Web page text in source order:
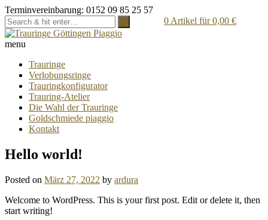
Terminvereinbarung: 0152 09 85 25 57
0 Artikel für0,00 €
menu
Trauringe
Verlobungsringe
Trauringkonfigurator
Trauring-Atelier
Die Wahl der Trauringe
Goldschmiede piaggio
Kontakt
Hello world!
Posted on März 27, 2022 by ardura
Welcome to WordPress. This is your first post. Edit or delete it, then
start writing!